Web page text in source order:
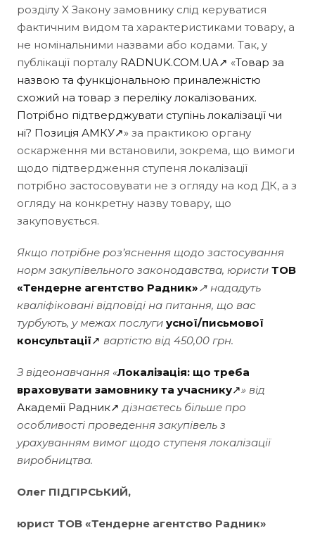
розділу X Закону замовнику слід керуватися
фактичним видом та характеристиками товару, а
не номінальними назвами або кодами. Так, у
публікації порталу RADNUK.COM.UA↗ «Товар за
назвою та функціональною приналежністю
схожий на товар з переліку локалізованих.
Потрібно підтверджувати ступінь локалізації чи
ні? Позиція АМКУ↗» за практикою органу
оскарження ми встановили, зокрема, що вимоги
щодо підтвердження ступеня локалізації
потрібно застосовувати не з огляду на код ДК, а з
огляду на конкретну назву товару, що
закуповується.
Якщо потрібне роз’яснення щодо застосування
норм закупівельного законодавства, юристи ТОВ
«Тендерне агентство Радник»↗ нададуть
кваліфіковані відповіді на питання, що вас
турбують, у межах послуги усної/письмової
консультації↗ вартістю від 450,00 грн.
З відеонавчання «Локалізація: що треба
враховувати замовнику та учаснику↗» від
Академії Радник↗ дізнаєтесь більше про
особливості проведення закупівель з
урахуванням вимог щодо ступеня локалізації
виробництва.
Олег ПІДГІРСЬКИЙ,
юрист ТОВ «Тендерне агентство Радник»